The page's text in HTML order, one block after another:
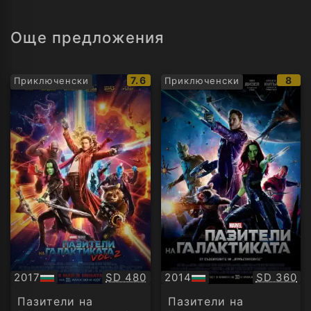
Още предложения
Приключенски
IMDb
рейтинг:
7.6
2017
БГ
аудио
Качество:
SD 480
Пазители на
Приключенски 8
2014
БГ
аудио
SD 360
Пазители на